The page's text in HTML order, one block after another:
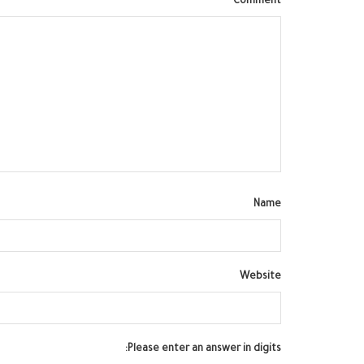
Name
Website
Please enter an answer in digits: